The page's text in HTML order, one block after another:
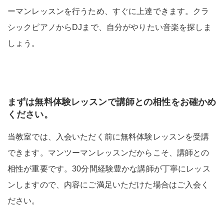
ーマンレッスンを行うため、すぐに上達できます。クラ
シックピアノからDJまで、自分がやりたい音楽を探しま
しょう。
まずは無料体験レッスンで講師との相性をお確かめ
ください。
当教室では、入会いただく前に無料体験レッスンを受講
できます。マンツーマンレッスンだからこそ、講師との
相性が重要です。30分間経験豊かな講師が丁寧にレッス
ンしますので、内容にご満足いただけた場合はご入会く
ださい。